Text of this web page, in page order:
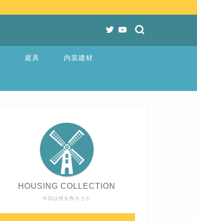
庭具 内装建材
今日は何を作ろうか
HOUSING COLLECTION